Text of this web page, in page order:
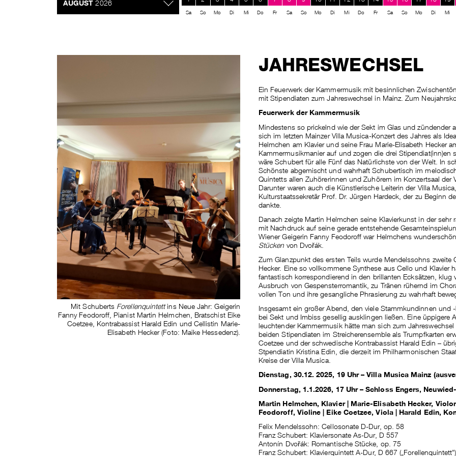
Sa So Mo Di Mi Do Fr Sa So Mo Di Mi Do Fr Sa So Mo Di Mi
Mit SchubertsForellenquintettins Neue Jahr: Geigerin
Fanny Feodoroff, Pianist Martin Helmchen, Bratschist Eike
Coetzee, Kontrabassist Harald Edin und Cellistin Marie-
Elisabeth Hecker (Foto: Maike Hessedenz).
JAHRESWECHSEL
Ein Feuerwerk der Kammermusik mit besinnlichen
mit Stipendiaten zum Jahreswechsel in Mainz. Zum
Feuerwerk der Kammermusik
Mindestens so prickelnd wie der Sekt im Glas und zündender
sich im letzten Mainzer Villa Musica-Konzert des Jahres als
Helmchen am Klavier und seine Frau Marie-Elisabeth Hecker
Kammermusikmanier auf und zogen die drei Stipendiat(inn)en
wäre Schubert für alle Fünf das Natürlichste von der Welt. In
Schönste abgemischt und wahrhaft Schubertisch im
Quintetts allen Zuhörerinnen und Zuhörern im Konzertsaal der
Darunter waren auch die Künstlerische Leiterin der Villa
Kulturstaatssekretär Prof. Dr. Jürgen Hardeck, der zu Beginn
dankte.
Danach zeigte Martin Helmchen seine Klavierkunst in der
mit Nachdruck auf seine gerade entstehende
Wiener Geigerin Fanny Feodoroff war Helmchens
Stückenvon Dvořák.
Zum Glanzpunkt des ersten Teils wurde Mendelssohns
Hecker. Eine so vollkommene Synthese aus Cello und
fantastisch korrespondierend in den brillanten Ecksätzen,
Ausbruch von Gespensterromantik, zu Tränen rühernd im
vollen Ton und ihre gesangliche Phrasierung zu wahrhaft
Insgesamt ein großer Abend, den viele Stammkundinnen
bei Sekt und Imbiss gesellig ausklingen ließen. Eine üppigere
leuchtender Kammermusik hätte man sich zum
beiden Stipendiaten im Streicherensemble als Trumpfkarten
Coetzee und der schwedische Kontrabassist Harald Edin –
Stpendiatin Kristina Edin, die derzeit im Philharmonischen
Kreise der Villa Musica.
Dienstag, 30.12. 2025, 19 Uhr – Villa Musica Mainz
Donnerstag, 1.1.2026, 17 Uhr – Schloss Engers,
Martin Helmchen, Klavier | Marie-Elisabeth Hecker,
Feodoroff, Violine | Eike Coetzee, Viola | Harald Edin,
Felix Mendelssohn: Cellosonate D­-Dur, op. 58
Franz Schubert: Klaviersonate As­-Dur, D 557
Antonín Dvořák: Romantische Stücke, op. 75
Franz Schubert: Klavierquintett A­-Dur, D 667 („Forellenquintett“)